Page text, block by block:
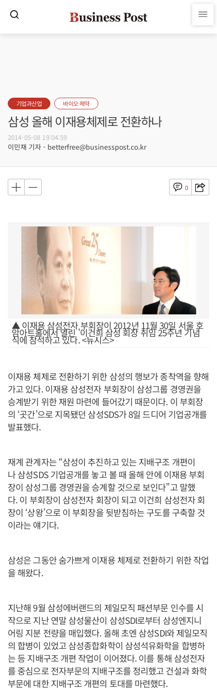
기업과산업 바이오·제약
삼성 올해 이재용체제로 전환하나
2014-05-08 19:04:59
이민재 기자 - betterfree@businesspost.co.kr
0
▲ 이재용 삼성전자 부회장이 2012년 11월 30일 서울 호
암아트홀에서 열린 '이건희 삼성 회장 취임 25주년 기념
식에 참석하고 있다. <뉴시스>
이재용 체제로 전환하기 위한 삼성의 행보가 종착역을 향해
가고 있다. 이재용 삼성전자 부회장이 삼성그룹 경영권을
승계받기 위한 재원 마련에 들어갔기 때문이다. 이 부회장
의 ‘곳간’으로 지목됐던 삼성SDS가 8일 드디어 기업공개를
발표했다.
재계 관계자는 “삼성이 추진하고 있는 지배구조 개편이
나 삼성SDS 기업공개를 놓고 볼 때 올해 안에 이재용 부회
장이 삼성그룹 경영권을 승계할 것으로 보인다”고 말했
다. 이 부회장이 삼성전자 회장이 되고 이건희 삼성전자 회
장이 ‘상왕’으로 이 부회장을 뒷받침하는 구도를 구축할 것
이라는 얘기다.
삼성은 그동안 숨가쁘게 이재용 체제로 전환하기 위한 작업
을 해왔다.
지난해 9월 삼성에버랜드의 제일모직 패션부문 인수를 시
작으로 지난 연말 삼성물산이 삼성SDI로부터 삼성엔지니
어링 지분 전량을 매입했다. 올해 초엔 삼성SDI와 제일모직
의 합병이 있었고 삼성종합화학이 삼성석유화학을 합병하
는 등 지배구조 개편 작업이 이어졌다. 이를 통해 삼성전자
를 중심으로 전자부문의 지배구조를 정리했고 건설과 화학
부문에 대한 지배구조 개편의 토대를 마련했다.